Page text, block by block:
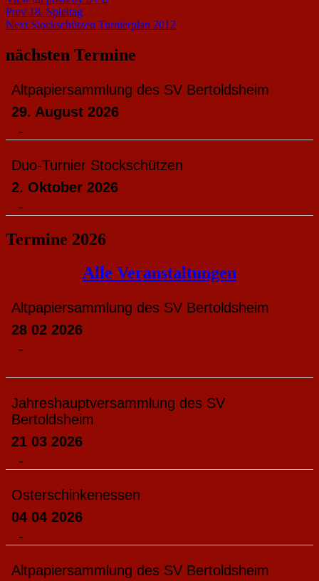
Beitragsnavigation
Prev 18. Spieltag
Next Stockschützen Turnierplan 2012
nächsten Termine
Altpapiersammlung des SV Bertoldsheim
29. August 2026
-
Duo-Turnier Stockschützen
2. Oktober 2026
-
Termine 2026
Alle Veranstaltungen
Altpapiersammlung des SV Bertoldsheim
28 02 2026
-
Jahreshauptversammlung des SV
Bertoldsheim
21 03 2026
-
Osterschinkenessen
04 04 2026
-
Altpapiersammlung des SV Bertoldsheim